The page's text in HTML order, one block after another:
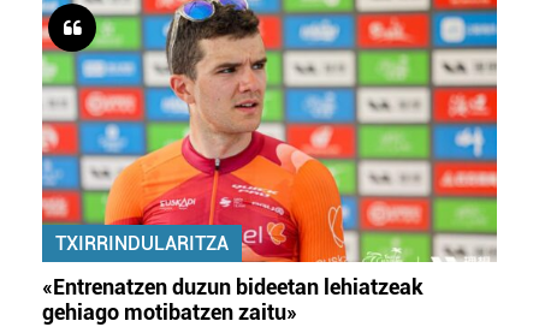
TXIRRINDULARITZA
«Entrenatzen duzun bideetan lehiatzeak
gehiago motibatzen zaitu»